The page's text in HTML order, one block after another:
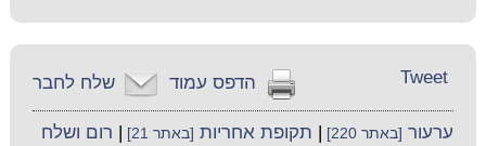
שלח לחבר הדפס עמוד Tweet
ערעור [באתר 220] תקופת אחריות [באתר 21] רום ושלח